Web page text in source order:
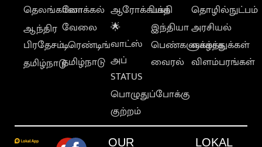
தெலங்கானா
ஆந்திர
பிரதேசம்
தமிழ்நாடு
லோக்கல்
வேலை
டிரெண்டிங்
தமிழ்நாடு
ஆரோக்கியம்
🌟
வாட்ஸ்
அப்
STATUS
பொழுதுப்போக்கு
குற்றம்
பக்தி
இந்தியா
பெண்களுக்காக
வைரல்
தொழில்நுட்பம்
அரசியல்
வாழ்த்துக்கள்
விளம்பரங்கள்
OUR LOKAL